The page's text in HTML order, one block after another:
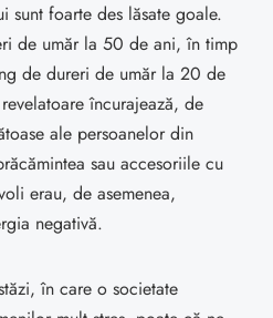
sunt foarte des lăsate goale.
de umăr la 50 de ani, în timp
de dureri de umăr la 20 de
încurajează, de
ale persoanelor din
sau accesoriile cu
erau, de asemenea,
negativă.
în care o societate